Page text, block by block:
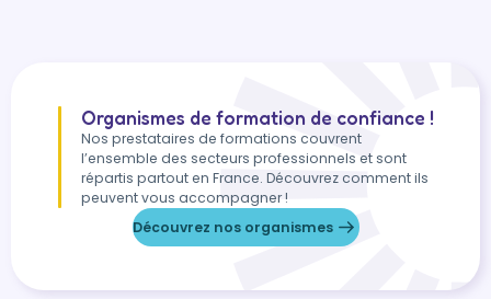
Organismes de formation de confiance !
Nos prestataires de formations couvrent
l’ensemble des secteurs professionnels et sont
répartis partout en France. Découvrez comment ils
peuvent vous accompagner !
Découvrez nos organismes